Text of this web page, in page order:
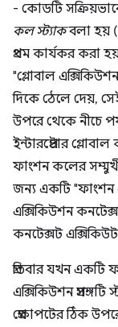
- কোডটি
কল স্ট্যাকবলা হয়
প্রথম কার্যকর করা
"গ্লোবাল
দিকে ঠেলে দেয়,
উপরে থেকে নীচে
ইন্টারপ্রেটার
ফাংশন কলের
জন্য একটি "ফাংশন
এক্সিকিউশন
কনটেক্সট
প্রতিবার যখন
এক্সিকিউশন
প্রেক্ষাপটের ঠিক